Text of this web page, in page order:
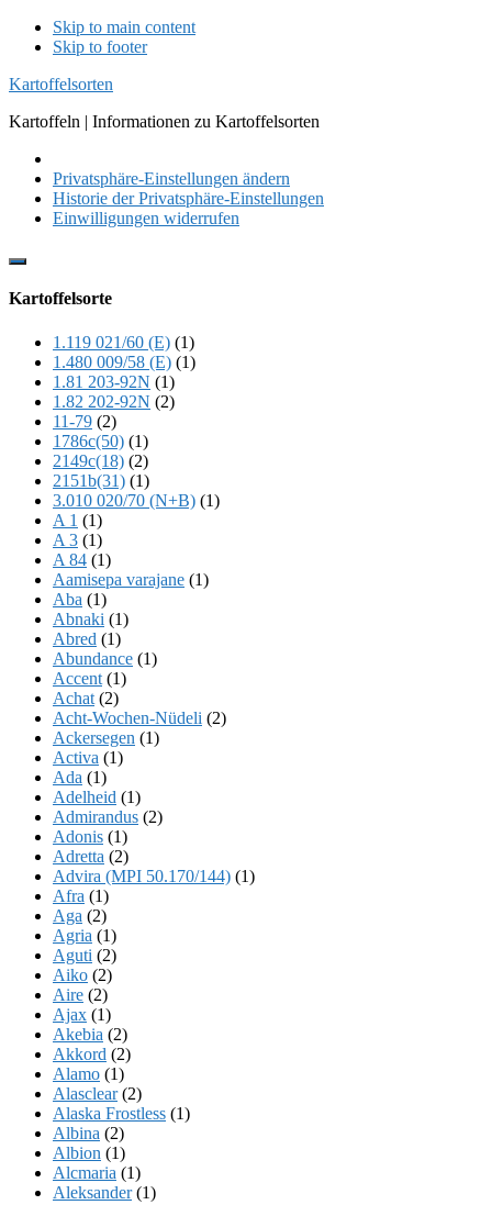
Skip to main content
Skip to footer
Kartoffelsorten
Kartoffeln | Informationen zu Kartoffelsorten
Privatsphäre-Einstellungen ändern
Historie der Privatsphäre-Einstellungen
Einwilligungen widerrufen
Show
Content
Kartoffelsorte
1.119 021/60 (E) (1)
1.480 009/58 (E) (1)
1.81 203-92N (1)
1.82 202-92N (2)
11-79 (2)
1786c(50) (1)
2149c(18) (2)
2151b(31) (1)
3.010 020/70 (N+B) (1)
A 1 (1)
A 3 (1)
A 84 (1)
Aamisepa varajane (1)
Aba (1)
Abnaki (1)
Abred (1)
Abundance (1)
Accent (1)
Achat (2)
Acht-Wochen-Nüdeli (2)
Ackersegen (1)
Activa (1)
Ada (1)
Adelheid (1)
Admirandus (2)
Adonis (1)
Adretta (2)
Advira (MPI 50.170/144) (1)
Afra (1)
Aga (2)
Agria (1)
Aguti (2)
Aiko (2)
Aire (2)
Ajax (1)
Akebia (2)
Akkord (2)
Alamo (1)
Alasclear(2)
Alaska Frostless (1)
Albina (2)
Albion (1)
Alcmaria (1)
Aleksander(1)